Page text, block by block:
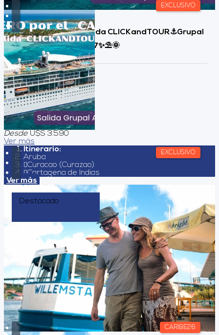
EXCLUSIVO
EXCLUSIVO
Crucero CARIBE🚢Salida CLICKandTOUR⚓Grupal
Acompañada 📆Feb27✨⛱️🌞
Duración:
10Días9Noches
Desde U$S 3.590
Ver más
Itinerario:
Aruba
Curacao (Curazao)
Cartagena de Indias
Ver más
Destacado
CARIBE26